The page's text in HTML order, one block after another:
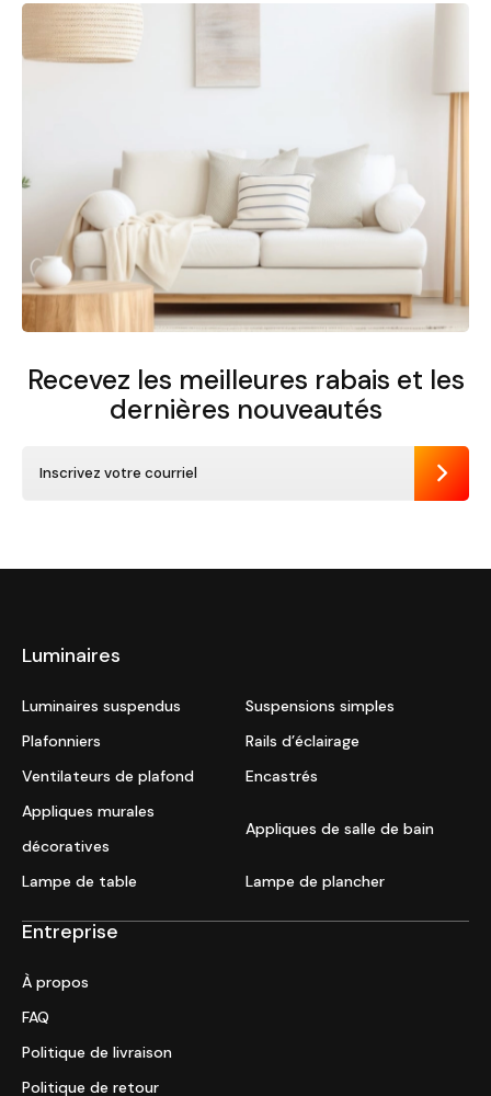
Recevez les meilleures rabais et les
dernières nouveautés
Luminaires
Luminaires suspendus
Suspensions simples
Plafonniers
Rails d’éclairage
Ventilateurs de plafond
Encastrés
Appliques murales
décoratives
Appliques de salle de bain
Lampe de table Lampe de plancher
Entreprise
À propos
FAQ
Politique de livraison
Politique de retour